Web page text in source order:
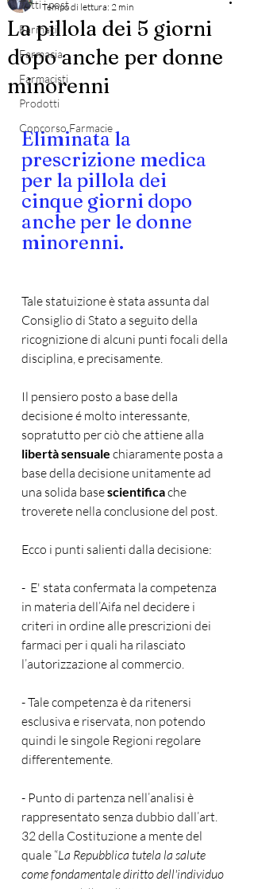
Tutti i post
Farmaci
Farmacia
Farmacisti
Prodotti
Concorso Farmacie
La pillola dei 5 giorni
dopo anche per donne
minorenni
Tempo di lettura: 2 min
Eliminata la
prescrizione medica
per la pillola dei
cinque giorni dopo
anche per le donne
minorenni.
Tale statuizione è stata assunta dal
Consiglio di Stato a seguito della
ricognizione di alcuni punti focali della
disciplina, e precisamente.
Il pensiero posto a base della
decisione é molto interessante,
sopratutto per ciò che attiene alla
libertà sensuale chiaramente posta a
base della decisione unitamente ad
una solida base scientifica che
troverete nella conclusione del post.
Ecco i punti salienti dalla decisione:
-  E' stata confermata la competenza
in materia dell’Aifa nel decidere i
criteri in ordine alle prescrizioni dei
farmaci per i quali ha rilasciato
l’autorizzazione al commercio.
- Tale competenza è da ritenersi
esclusiva e riservata, non potendo
quindi le singole Regioni regolare
differentemente.
- Punto di partenza nell’analisi è
rappresentato senza dubbio dall’art.
32 della Costituzione a mente del
quale “La Repubblica tutela la salute
come fondamentale diritto dell'individuo